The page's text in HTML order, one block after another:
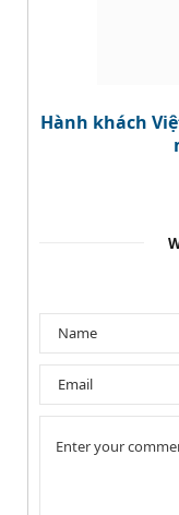
Hành khách